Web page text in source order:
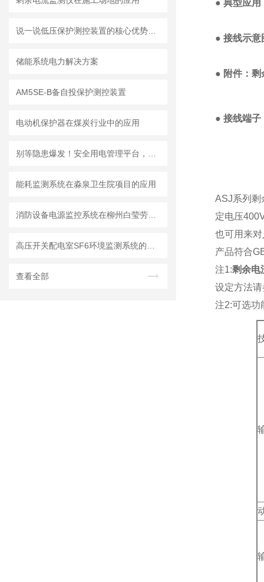
储能系统电力解决方案
AM5SE-B备自投保护测控装置
电动机保护器在煤炭行业中的应用
能耗监测系统在淼泉卫生院项目的应用
查看全部
● 典型应用
● 接线示意
● 附件：剩
● 接线端子
ASJ系列剩
定电压
也可用来
产品符合
注1:剩余电
设定方法
注2:可选功